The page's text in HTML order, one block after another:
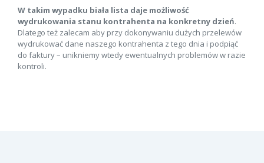
W takim wypadku biała lista daje możliwość
wydrukowania stanu kontrahenta na konkretny dzień.
Dlatego też zalecam aby przy dokonywaniu dużych przelewów
wydrukować dane naszego kontrahenta z tego dnia i podpiąć
do faktury – unikniemy wtedy ewentualnych problemów w razie
kontroli.